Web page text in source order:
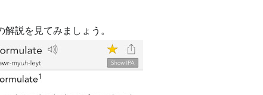
解説を見てみましょう。